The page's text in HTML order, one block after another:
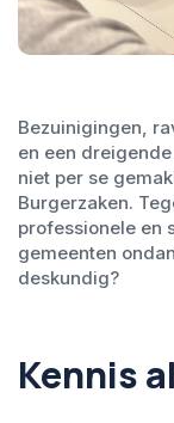
Bezuinigingen,
en een
niet per se
Burgerzaken.
professionele en
gemeenten
deskundig?
Kennis